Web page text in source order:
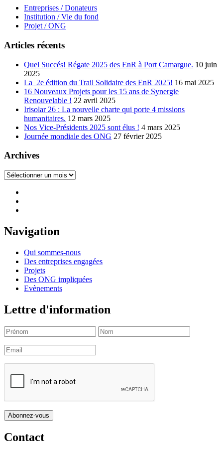
Entreprises / Donateurs
Institution / Vie du fond
Projet / ONG
Articles récents
Quel Succés! Régate 2025 des EnR à Port Camargue. 10 juin
2025
La 2e édition du Trail Solidaire des EnR 2025! 16 mai 2025
16 Nouveaux Projets pour les 15 ans de Synergie
Renouvelable ! 22 avril 2025
Irisolar 26 : La nouvelle charte qui porte 4 missions
humanitaires. 12 mars 2025
Nos Vice-Présidents 2025 sont élus ! 4 mars 2025
Journée mondiale des ONG 27 février 2025
Archives
Archives
Navigation
Qui sommes-nous
Des entreprises engagées
Projets
Des ONG impliquées
Evènements
Lettre d'information
Contact